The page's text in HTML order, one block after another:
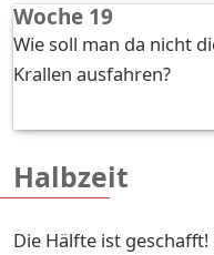
Woche 19
Wie soll man da nicht
Krallen ausfahren?
Halbzeit
Die Hälfte ist